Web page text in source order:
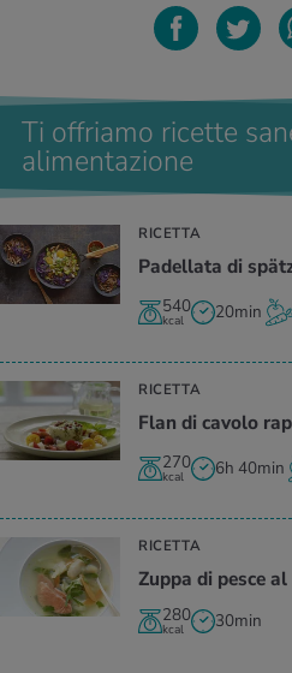
Ti offriamo ricette
alimentazione
RICETTA
Padellata di
540
kcal 20min
RICETTA
Flan di cavolo
270
kcal 6h 40min
RICETTA
Zuppa di pesce
280
kcal 30min